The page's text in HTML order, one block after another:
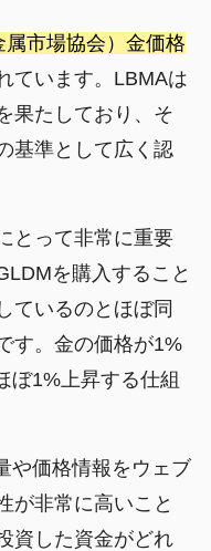
市場協会）金価格
ています。LBMAは
果たしており、そ
基準として広く認
とって非常に重要
を購入すること
ているのとほぼ同
す。金の価格が1%
ぼ1%上昇する仕組
や価格情報をウェブ
が非常に高いこと
資した資金がどれ